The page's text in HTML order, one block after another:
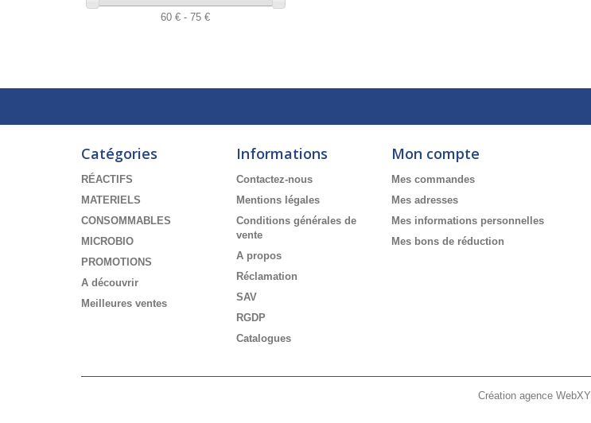
60 € - 75 €
Catégories
RÉACTIFS
MATERIELS
CONSOMMABLES
MICROBIO
PROMOTIONS
A découvrir
Meilleures ventes
Informations
Contactez-nous
Mentions légales
Conditions générales de
vente
A propos
Réclamation
SAV
RGDP
Catalogues
Création agence WebXY
Mon compte
Mes commandes
Mes adresses
Mes informations personnelles
Mes bons de réduction